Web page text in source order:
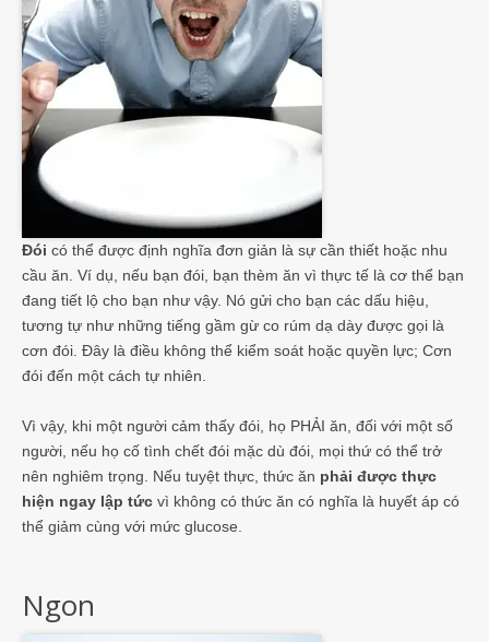
Đói có thể được định nghĩa đơn giản là sự cần thiết hoặc nhu
cầu ăn. Ví dụ, nếu bạn đói, bạn thèm ăn vì thực tế là cơ thể bạn
đang tiết lộ cho bạn như vậy. Nó gửi cho bạn các dấu hiệu,
tương tự như những tiếng gầm gừ co rúm dạ dày được gọi là
cơn đói. Đây là điều không thể kiểm soát hoặc quyền lực; Cơn
đói đến một cách tự nhiên.
Vì vậy, khi một người cảm thấy đói, họ PHẢI ăn, đối với một số
người, nếu họ cố tình chết đói mặc dù đói, mọi thứ có thể trở
nên nghiêm trọng. Nếu tuyệt thực, thức ăn phải được thực
hiện ngay lập tức vì không có thức ăn có nghĩa là huyết áp có
thể giảm cùng với mức glucose.
Ngon